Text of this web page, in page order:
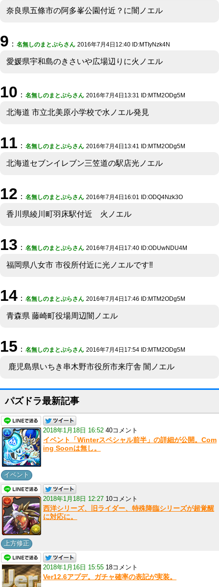
奈良県五條市の阿多峯公園付近？に闇ノエル
9 ： 名無しのまとぷらさん 2016年7月4日12:40 ID:MTIyNzk4N
愛媛県宇和島のきさいや広場辺りに火ノエル
10 ： 名無しのまとぷらさん 2016年7月4日13:31 ID:MTM2ODg5M
北海道 市立北美原小学校で水ノエル発見
11 ： 名無しのまとぷらさん 2016年7月4日13:41 ID:MTM2ODg5M
北海道セブンイレブン三笠道の駅店光ノエル
12 ： 名無しのまとぷらさん 2016年7月4日16:01 ID:ODQ4Nzk3O
香川県綾川町羽床駅付近 火ノエル
13 ： 名無しのまとぷらさん 2016年7月4日17:40 ID:ODUwNDU4M
福岡県八女市 市役所付近に光ノエルです‼︎
14 ： 名無しのまとぷらさん 2016年7月4日17:46 ID:MTM2ODg5M
青森県 藤崎町役場周辺闇ノエル
15 ： 名無しのまとぷらさん 2016年7月4日17:54 ID:MTM2ODg5M
鹿児島県いちき串木野市役所市来庁舎 闇ノエル
パズドラ最新記事
2018年1月18日 16:52 40コメント
イベント「Winterスペシャル前半」の詳細が公開。Com
ing Soonは無し。
イベント
2018年1月18日 12:27 10コメント
西洋シリーズ、旧ライダー、特殊降臨シリーズが超覚醒
に対応に。
上方修正
2018年1月16日 15:55 18コメント
Ver12.6アプデ。ガチャ確率の表記が実装。